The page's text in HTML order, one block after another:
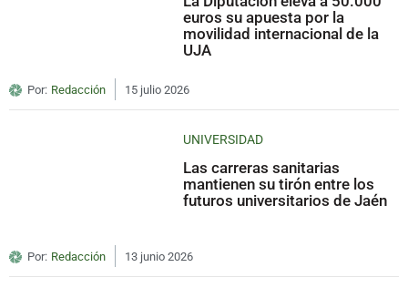
euros su apuesta por la
movilidad internacional de la
UJA
Por: Redacción 15 julio 2026
UNIVERSIDAD
Las carreras sanitarias
mantienen su tirón entre los
futuros universitarios de Jaén
Por: Redacción 13 junio 2026